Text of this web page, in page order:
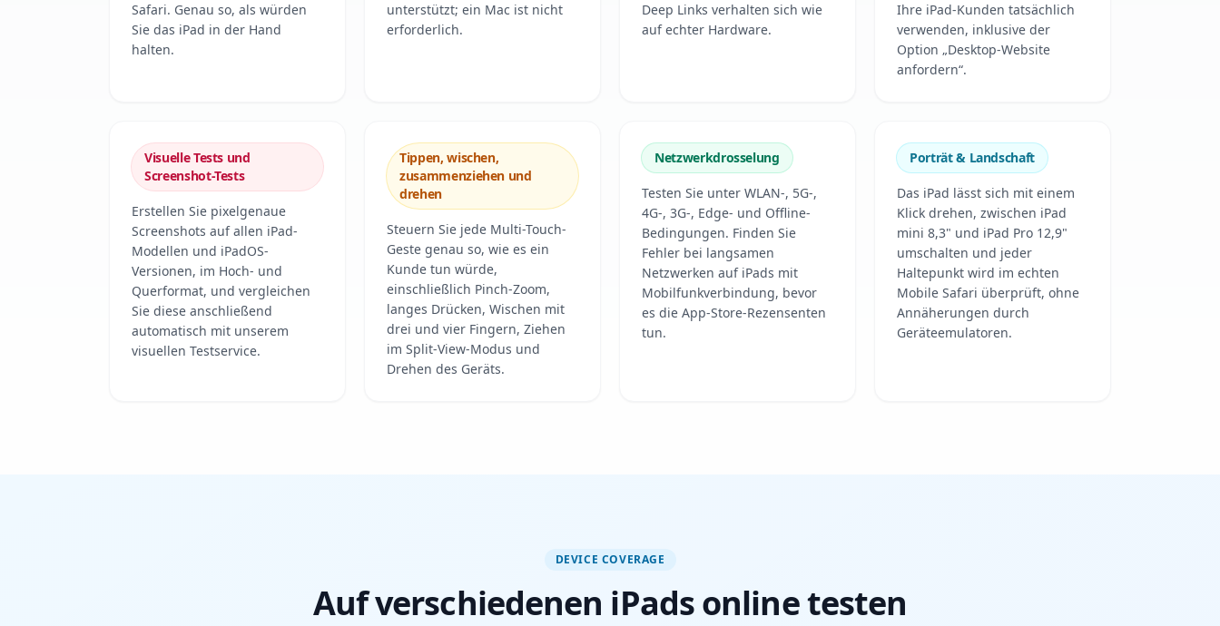
Safari. Genau so, als würden
Sie das iPad in der Hand
halten.
unterstützt; ein Mac ist nicht
erforderlich.
Deep Links verhalten sich wie
auf echter Hardware.
Ihre iPad-Kunden tatsächlich
verwenden, inklusive der
Option „Desktop-Website
anfordern“.
Visuelle Tests und
Screenshot-Tests
Erstellen Sie pixelgenaue
Screenshots auf allen iPad-
Modellen und iPadOS-
Versionen, im Hoch- und
Querformat, und vergleichen
Sie diese anschließend
automatisch mit unserem
visuellen Testservice.
Tippen, wischen,
zusammenziehen und
drehen
Steuern Sie jede Multi-Touch-
Geste genau so, wie es ein
Kunde tun würde,
einschließlich Pinch-Zoom,
langes Drücken, Wischen mit
drei und vier Fingern, Ziehen
im Split-View-Modus und
Drehen des Geräts.
Netzwerkdrosselung
Testen Sie unter WLAN-, 5G-,
4G-, 3G-, Edge- und Offline-
Bedingungen. Finden Sie
Fehler bei langsamen
Netzwerken auf iPads mit
Mobilfunkverbindung, bevor
es die App-Store-Rezensenten
tun.
Porträt & Landschaft
Das iPad lässt sich mit einem
Klick drehen, zwischen iPad
mini 8,3" und iPad Pro 12,9"
umschalten und jeder
Haltepunkt wird im echten
Mobile Safari überprüft, ohne
Annäherungen durch
Geräteemulatoren.
DEVICE COVERAGE
Auf verschiedenen iPads online testen